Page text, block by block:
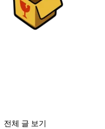
전체 글 보기